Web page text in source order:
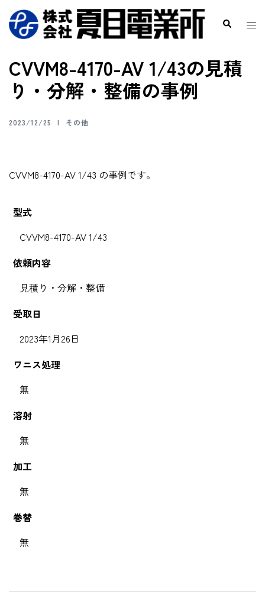
CVVM8-4170-AV 1/43の見積
り・分解・整備の事例
2023/12/25 その他
CVVM8-4170-AV 1/43 の事例です。
型式
CVVM8-4170-AV 1/43
依頼内容
見積り・分解・整備
受取日
2023年1月26日
ワニス処理
無
溶射
無
加工
無
巻替
無